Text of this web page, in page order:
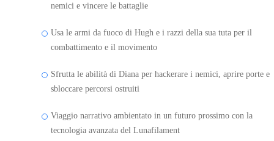
nemici e vincere le battaglie
Usa le armi da fuoco di Hugh e i razzi della sua tuta per il
combattimento e il movimento
Sfrutta le abilità di Diana per hackerare i nemici, aprire porte e
sbloccare percorsi ostruiti
Viaggio narrativo ambientato in un futuro prossimo con la
tecnologia avanzata del Lunafilament